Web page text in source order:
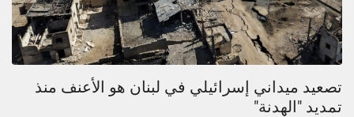
تصعيد ميداني إسرائيلي في لبنان هو الأعنف منذ
تمديد "الهدنة"